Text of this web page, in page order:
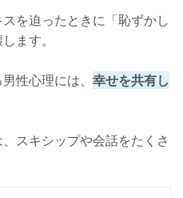
を迫ったときに「恥ずかし
ます。
性心理には、 幸せを共有し
スキシップや会話をたくさ